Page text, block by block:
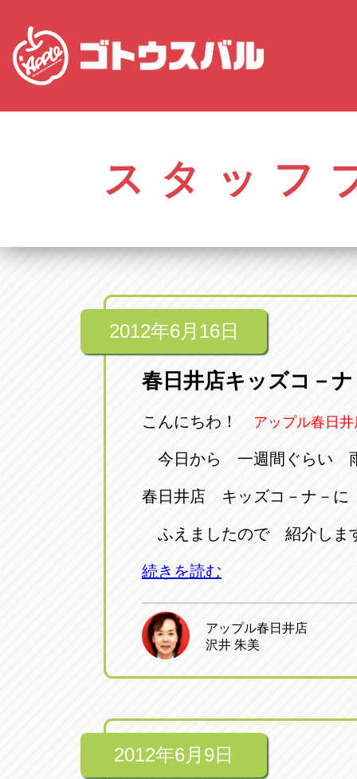
アップル
0561-84-
アップル
0586-28-
アップル
0568-85-
アップル
0568-25-
アップル
0568-76-
愛知県春日井市柏井町4-43-1
アップル春日井中央店
愛知県瀬戸市美濃池町29-1
アップル一宮22号店
愛知県一宮市朝日3-4-12
アップル春日井店
愛知県春日井市八田町2-1-16
アップル名岐バイパス春日店
愛知県北名古屋市中之郷八反
アップル碧南店
愛知県碧南市立山町4-32-1
アップル常滑店
アップル小牧店
愛知県小牧市久保新町20
スタッフ
2012年6月16日
春日井店キッズコ－
こんにちわ！ アップル春日井
今日から 一週間ぐらい
春日井店 キッズコ－ナ－
ふえましたので 紹介しま
続きを読む
アップル春日井店
沢井 朱美
2012年6月9日